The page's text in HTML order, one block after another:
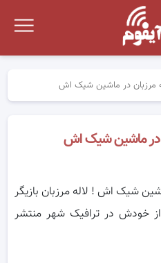
مرزبان در ماشین شیک اش
در ماشین شیک اش
شیک اش ! لاله مرزبان بازیگر
خودش در ترافیک شهر منتشر